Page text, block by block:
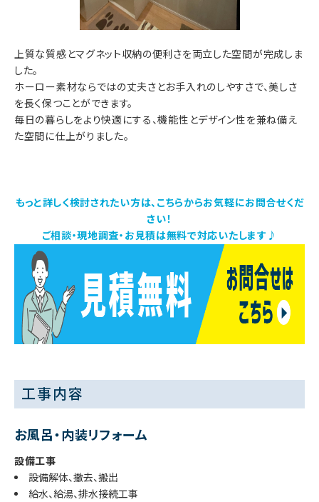
上質な質感とマグネット収納の便利さを両立した空間が完成しま
した。
ホーロー素材ならではの丈夫さとお手入れのしやすさで、美しさ
を長く保つことができます。
毎日の暮らしをより快適にする、機能性とデザイン性を兼ね備え
た空間に仕上がりました。
もっと詳しく検討されたい方は、こちらからお気軽にお問合せくだ
さい！
ご相談・現地調査・お見積は無料で対応いたします♪
工事内容
お風呂・内装リフォーム
設備工事
設備解体、撤去、搬出
給水、給湯、排水接続工事